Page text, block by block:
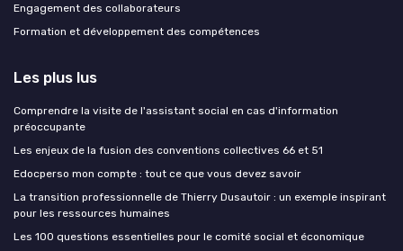
Engagement des collaborateurs
Formation et développement des compétences
Les plus lus
Comprendre la visite de l'assistant social en cas d'information
préoccupante
Les enjeux de la fusion des conventions collectives 66 et 51
Edocperso mon compte : tout ce que vous devez savoir
La transition professionnelle de Thierry Dusautoir : un exemple inspirant
pour les ressources humaines
Les 100 questions essentielles pour le comité social et économique